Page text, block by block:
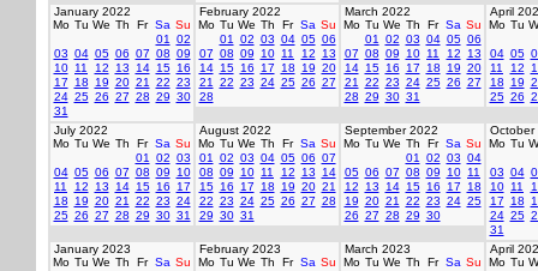
January 2022
Mo Tu We Th Fr Sa Su
01
02
03 04 05 06 07 08 09
10 11 12 13 14 15 16
17
18 19 20 21 22 23
24 25 26 27 28 29 30
31
February 2022
Mo Tu We Th Fr Sa Su
01
02 03 04 05 06
07 08 09 10 11 12
13
14 15 16 17 18 19 20
21
22 23 24 25 26 27
28
March 2022
Mo Tu We Th Fr Sa Su
01
02 03 04 05 06
07 08 09 10 11 12
13
14 15 16 17 18 19 20
21
22 23 24 25 26 27
28 29 30 31
April
Mo Tu
04 05
11
12
18
19
25 26
July 2022
Mo Tu We Th Fr Sa Su
01
02 03
04 05 06 07 08 09
10
11
12 13 14 15 16
17
18
19 20 21 22 23 24
25 26 27 28 29 30 31
August 2022
Mo Tu We Th Fr Sa Su
01
02 03 04 05 06 07
08 09 10 11 12 13
14
15 16 17 18 19 20 21
22 23 24 25 26 27 28
29 30 31
September 2022
Mo Tu We Th Fr Sa Su
01
02 03 04
05 06 07 08 09 10 11
12
13 14 15 16 17
18
19 20 21 22 23 24 25
26 27 28 29 30
October
Mo Tu
03 04
10 11
17
18
24 25
31
January 2023
Mo Tu We Th Fr Sa Su
February 2023
Mo Tu We Th Fr Sa Su
March 2023
Mo Tu We Th Fr Sa Su
April
Mo Tu